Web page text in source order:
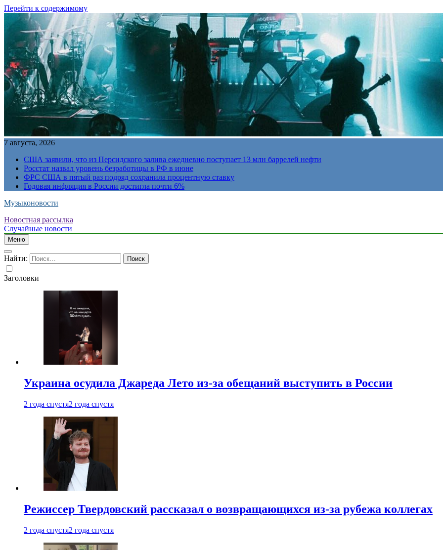
Перейти к содержимому
7 августа, 2026
США заявили, что из Персидского залива ежедневно поступает 13 млн баррелей нефти
Росстат назвал уровень безработицы в РФ в июне
ФРС США в пятый раз подряд сохранила процентную ставку
Годовая инфляция в России достигла почти 6%
Музыконовости
Новостная рассылка
Случайные новости
Меню
Найти:
Заголовки
Украина осудила Джареда Лето из-за обещаний выступить в России
2 года спустя2 года спустя
Режиссер Твердовский рассказал о возвращающихся из-за рубежа коллегах
2 года спустя2 года спустя